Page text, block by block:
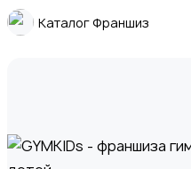
Каталог Франшиз